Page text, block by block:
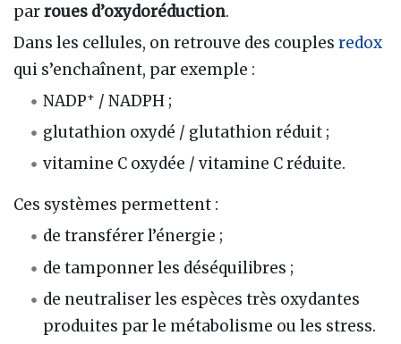
parroues d’oxydoréduction.
Dans les cellules, on retrouve des couples redox
qui s’enchaînent, par exemple :
NADP+ / NADPH ;
glutathion oxydé / glutathion réduit ;
vitamine C oxydée / vitamine C réduite.
Ces systèmes permettent :
de transférer l’énergie ;
de tamponner les déséquilibres ;
de neutraliser les espèces très oxydantes
produites par le métabolisme ou les stress.